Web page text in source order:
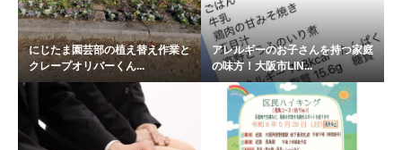
にじたま園芸部の植え替え作業と
クレープオリバーくん...
アレルギーのお子さんを持つ家庭
の味方！大阪市LIN...